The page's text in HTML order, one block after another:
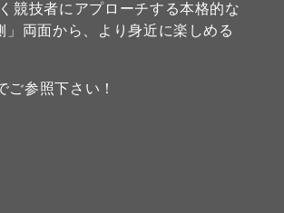
競技者にアプローチする本格的な
両面から、より身近に楽しめる
参照下さい！